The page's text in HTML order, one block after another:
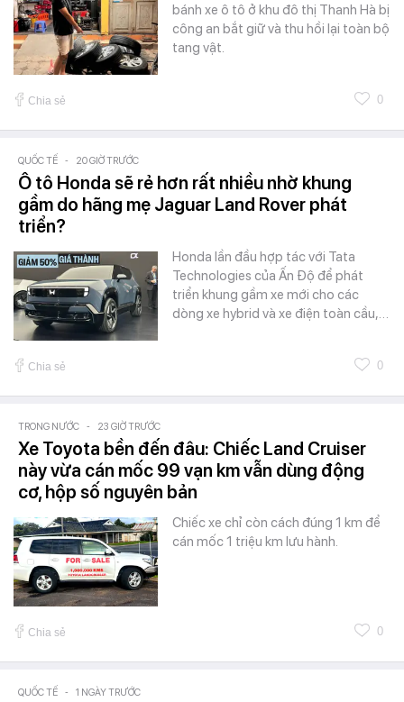
bánh xe ô tô ở khu đô thị Thanh Hà bị
công an bắt giữ và thu hồi lại toàn bộ
tang vật.
Chia sẻ 0
QUỐC TẾ - 20 GIỜ TRƯỚC
Ô tô Honda sẽ rẻ hơn rất nhiều nhờ khung
gầm do hãng mẹ Jaguar Land Rover phát
triển?
Honda lần đầu hợp tác với Tata
Technologies của Ấn Độ để phát
triển khung gầm xe mới cho các
dòng xe hybrid và xe điện toàn cầu,…
Chia sẻ 0
TRONG NƯỚC - 23 GIỜ TRƯỚC
Xe Toyota bền đến đâu: Chiếc Land Cruiser
này vừa cán mốc 99 vạn km vẫn dùng động
cơ, hộp số nguyên bản
Chiếc xe chỉ còn cách đúng 1 km để
cán mốc 1 triệu km lưu hành.
Chia sẻ 0
QUỐC TẾ - 1 NGÀY TRƯỚC